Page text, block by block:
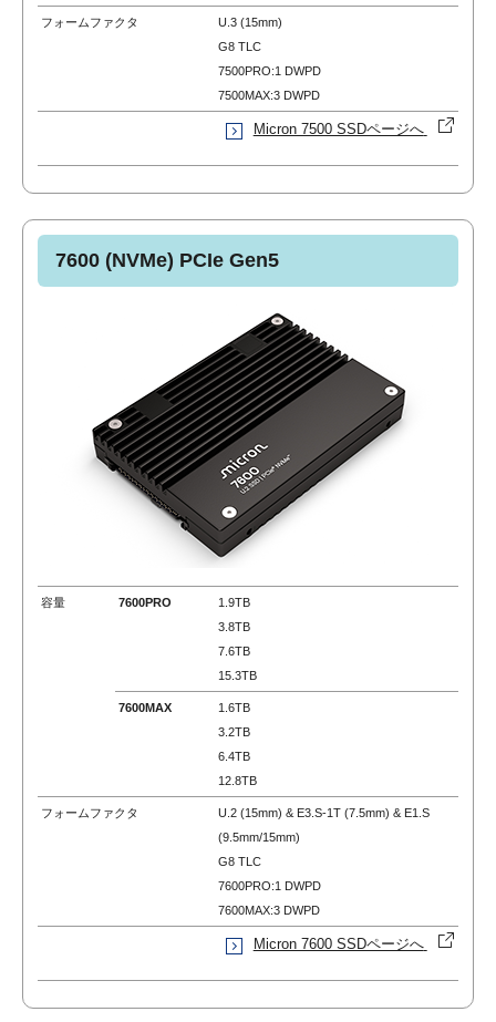
フォームファクタ
U.3 (15mm)
G8 TLC
7500PRO:1 DWPD
7500MAX:3 DWPD
Micron 7500 SSDページへ
7600 (NVMe) PCIe Gen5
容量 7600PRO
1.9TB
3.8TB
7.6TB
15.3TB
7600MAX
1.6TB
3.2TB
6.4TB
12.8TB
フォームファクタ U.2 (15mm) & E3.S-1T (7.5mm) & E1.S
(9.5mm/15mm)
G8 TLC
7600PRO:1 DWPD
7600MAX:3 DWPD
Micron 7600 SSDページへ